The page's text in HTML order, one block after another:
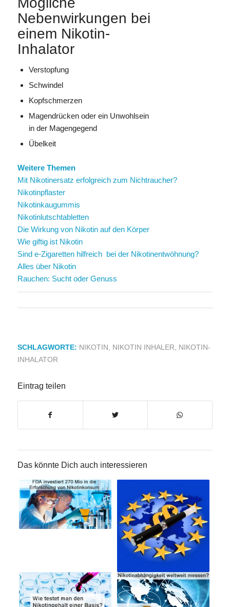
Nebenwirkungen bei
einem Nikotin-
Inhalator
Verstopfung
Schwindel
Kopfschmerzen
Magendrücken oder ein Unwohlsein
in der Magengegend
Übelkeit
Weitere Themen
Mit Nikotinersatz erfolgreich zum Nichtraucher?
Nikotinpflaster
Nikotinkaugummis
Nikotinlutschtabletten
Die Wirkung von Nikotin auf den Körper
Wie giftig ist Nikotin
Sind e-Zigaretten hilfreich bei der Nikotinentwöhnung?
Alles über Nikotin
Rauchen: Sucht oder Genuss
SCHLAGWORTE: NIKOTIN NIKOTIN INHALER
NIKOTIN-
INHALATOR
Eintrag teilen
Das könnte Dich auch interessieren